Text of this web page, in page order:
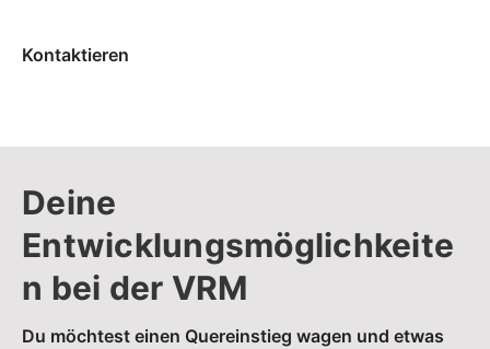
Kontaktieren
Deine
Entwicklungsmöglichkeite
n bei der VRM
Du möchtest einen Quereinstieg wagen und etwas